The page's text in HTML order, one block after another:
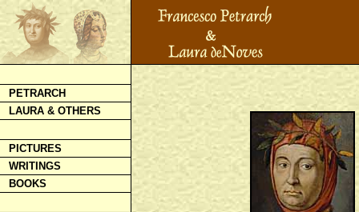
PETRARCH
LAURA & OTHERS
PICTURES
WRITINGS
BOOKS